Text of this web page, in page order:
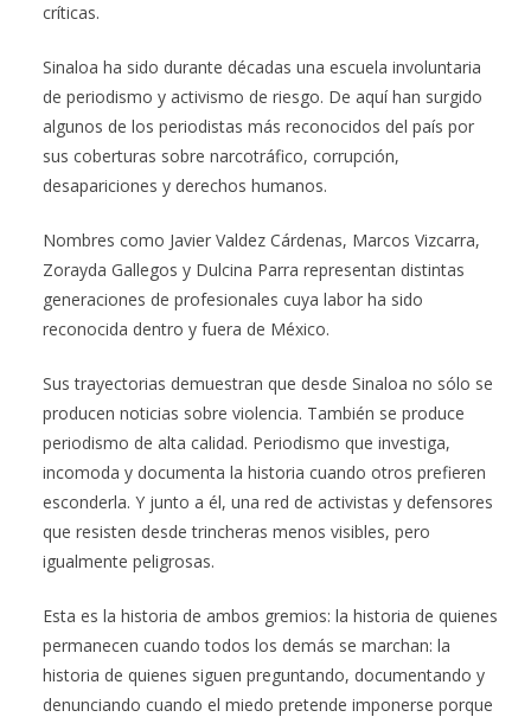
críticas.
Sinaloa ha sido durante décadas una escuela involuntaria
de periodismo y activismo de riesgo. De aquí han surgido
algunos de los periodistas más reconocidos del país por
sus coberturas sobre narcotráfico, corrupción,
desapariciones y derechos humanos.
Nombres como Javier Valdez Cárdenas, Marcos Vizcarra,
Zorayda Gallegos y Dulcina Parra representan distintas
generaciones de profesionales cuya labor ha sido
reconocida dentro y fuera de México.
Sus trayectorias demuestran que desde Sinaloa no sólo se
producen noticias sobre violencia. También se produce
periodismo de alta calidad. Periodismo que investiga,
incomoda y documenta la historia cuando otros prefieren
esconderla. Y junto a él, una red de activistas y defensores
que resisten desde trincheras menos visibles, pero
igualmente peligrosas.
Esta es la historia de ambos gremios: la historia de quienes
permanecen cuando todos los demás se marchan: la
historia de quienes siguen preguntando, documentando y
denunciando cuando el miedo pretende imponerse porque